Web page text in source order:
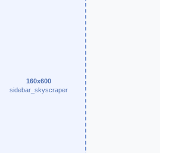
160x600
sidebar_skyscraper